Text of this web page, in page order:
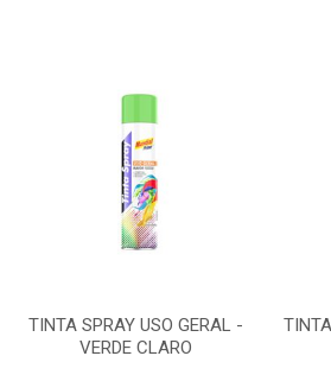
TINTA SPRAY USO GERAL -
VERDE CLARO